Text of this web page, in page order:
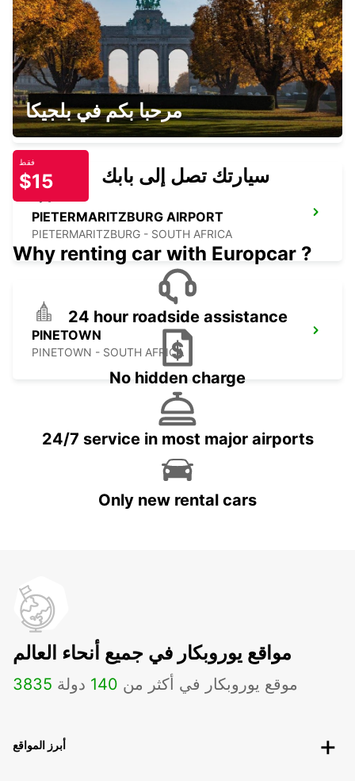
MASERU AIRPORT
MASERU - LESOTHO
PIETERMARITZBURG AIRPORT
PIETERMARITZBURG - SOUTH AFRICA
PINETOWN
PINETOWN - SOUTH AFRICA
مرحبا بكم في بلجيكا
فقط
$15 سيارتك تصل إلى بابك
Why renting car with Europcar ?
24 hour roadside assistance
No hidden charge
24/7 service in most major airports
Only new rental cars
مواقع يوروبكار في جميع أنحاء العالم
3835 موقع يوروبكار في أكثر من 140 دولة
أبرز المواقع